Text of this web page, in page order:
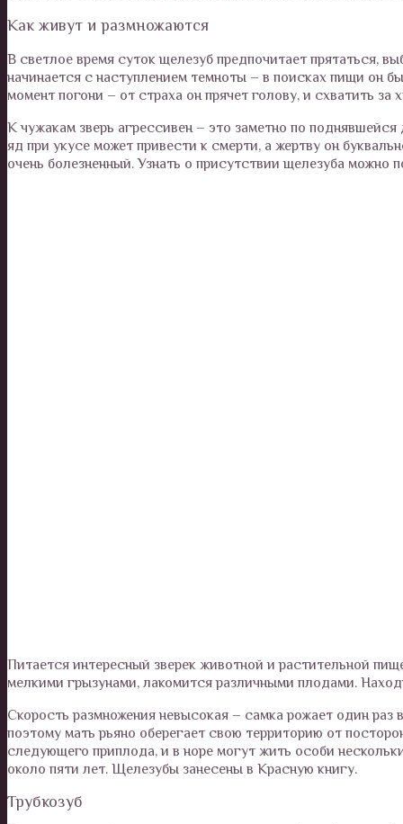
Как живут и размножаются
В светлое время суток щелезуб предпочитает прятаться,
начинается с наступлением темноты – в поисках пищи он
момент погони – от страха он прячет голову, и схватить за
К чужакам зверь агрессивен – это заметно по
яд при укусе может привести к смерти, а жертву он
очень болезненный. Узнать о присутствии щелезуба можно
Питается интересный зверек животной и растительной
мелкими грызунами, лакомится различными плодами.
Скорость размножения невысокая – самка рожает один
поэтому мать рьяно оберегает свою территорию от
следующего приплода, и в норе могут жить особи
около пяти лет. Щелезубы занесены в Красную книгу.
Трубкозуб